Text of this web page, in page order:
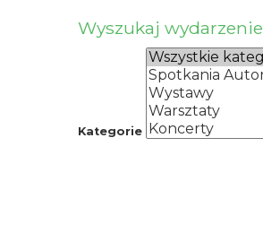
Wyszukaj wydarzenie
Kategorie